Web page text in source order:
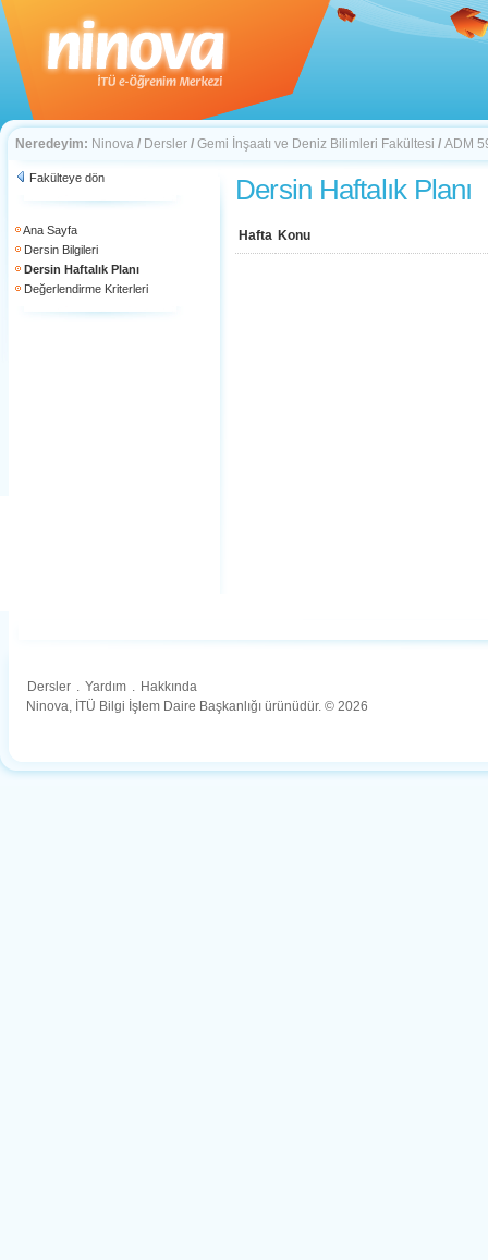
Neredeyim: Ninova / Dersler / Gemi İnşaatı ve Deniz Bilimleri Fakültesi / ADM
Fakülteye dön
Ana Sayfa
Dersin Bilgileri
Dersin Haftalık Planı
Değerlendirme Kriterleri
Dersin Haftalık Planı
Hafta Konu
Dersler . Yardım . Hakkında
Ninova, İTÜ Bilgi İşlem Daire Başkanlığı ürünüdür. © 2026